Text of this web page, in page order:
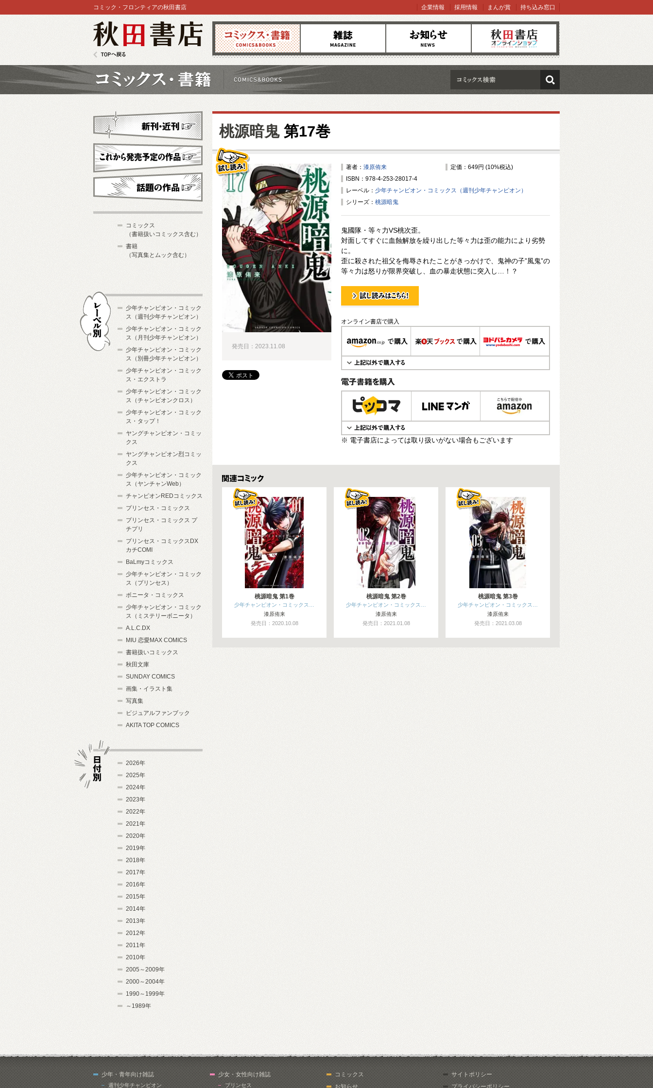
コミックス 雑誌 お知らせ オンラインショップ
コミック・フロンティアの秋田書店 企業情報 採用情報 まんが賞 持ち込み窓口
検索
桃源暗鬼第17巻
著者： 漆原侑来
定価：649円 (10%税込)
ISBN：978-4-253-28017-4
レーベル： 少年チャンピオン・コミックス（週刊少年チャンピオン）
シリーズ： 桃源暗鬼
鬼國隊・等々力VS桃次歪。
対面してすぐに血蝕解放を繰り出した等々力は歪の能力により劣勢
に。
歪に殺された祖父を侮辱されたことがきっかけで、鬼神の子”風鬼”の
等々力は怒りが限界突破し、血の暴走状態に突入し…！？
試し読み！
オンライン書店で購入
電子書籍で購入
※ 電子書店によっては取り扱いがない場合もございます
発売日：2023.11.08
関連コミックス
桃源暗鬼 第1巻
少年チャンピオン・コミックス…
漆原侑来
発売日：2020.10.08
桃源暗鬼 第2巻
少年チャンピオン・コミックス…
漆原侑来
発売日：2021.01.08
桃源暗鬼 第3巻
少年チャンピオン・コミックス…
漆原侑来
発売日：2021.03.08
新刊・近刊
これから発売予定
コミックス
（書籍扱いコミックス含む）
書籍
（写真集とムック含む）
少年チャンピオン・コミック
ス（週刊少年チャンピオン）
少年チャンピオン・コミック
ス（月刊少年チャンピオン）
少年チャンピオン・コミック
ス（別冊少年チャンピオン）
少年チャンピオン・コミック
ス・エクストラ
少年チャンピオン・コミック
ス（チャンピオンクロス）
少年チャンピオン・コミック
ス・タップ！
ヤングチャンピオン・コミッ
クス
ヤングチャンピオン烈コミッ
クス
少年チャンピオン・コミック
ス（ヤンチャンWeb）
チャンピオンREDコミックス
プリンセス・コミックス
プリンセス・コミックス プ
チプリ
プリンセス・コミックスDX
カチCOMI
BaLmyコミックス
少年チャンピオン・コミック
ス（プリンセス）
ボニータ・コミックス
少年チャンピオン・コミック
ス（ミステリーボニータ）
A.L.C.DX
MIU 恋愛MAX COMICS
書籍扱いコミックス
秋田文庫
SUNDAY COMICS
画集・イラスト集
写真集
ビジュアルファンブック
AKITA TOP COMICS
2026年
2025年
2024年
2023年
2022年
2021年
2020年
2019年
2018年
2017年
2016年
2015年
2014年
2013年
2012年
2011年
2010年
2005～2009年
2000～2004年
1990～1999年
～1989年
少年・青年向け雑誌
週刊少年チャンピオン
少女・女性向け雑誌
プリンセス
コミックス
お知らせ
サイトポリシー
プライバシーポリシー